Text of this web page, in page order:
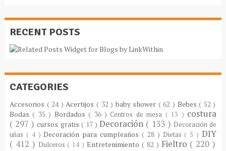
RECENT POSTS
CATEGORIES
Accesorios ( 24 )Acertijos ( 32 ) baby shower ( 62 ) Bebes( 52 )
Bodas( 35 ) Bordados( 36 ) Centros de mesa ( 13 ) costura
( 297 )cursos gratis ( 17 )Decoración ( 133 ) Decoración de
uñas ( 4 )Decoración para cumpleaños( 28 ) Dietas ( 5 )DIY
( 412 ) Dulceros ( 14 )Entretenimiento ( 82 ) Fieltro ( 220 )